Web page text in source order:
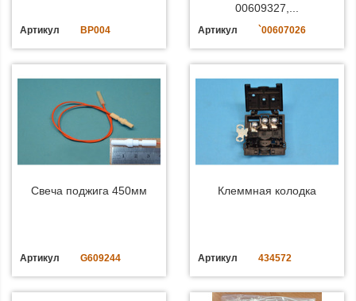
Артикул BP004
00609327,...
Артикул `00607026
Свеча поджига 450мм
Артикул G609244
Клеммная колодка
Артикул 434572